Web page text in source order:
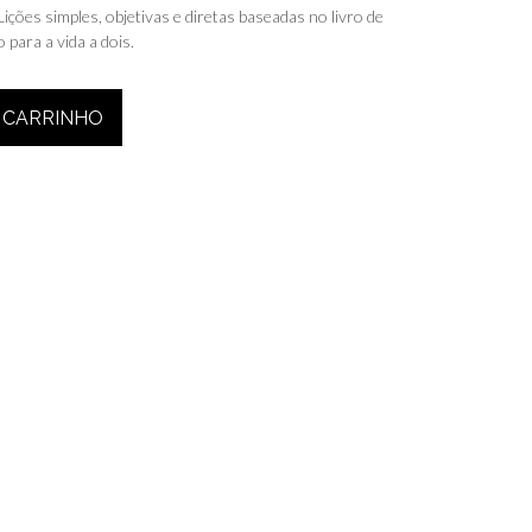
simples, objetivas e diretas baseadas no livro de
a vida a dois.